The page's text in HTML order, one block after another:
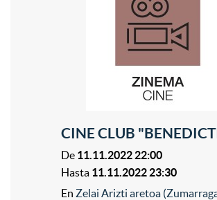
CINE CLUB
De 11.11.2022 22:00
Hasta 11.11.2022 23:30
En Zelai Arizti aretoa